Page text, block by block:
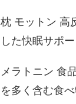
枕 モットン 高
した快眠サポ
メラトニン 食
を多く含む食